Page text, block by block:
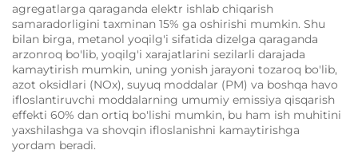
agregatlarga qaraganda elektr ishlab chiqarish
samaradorligini taxminan 15% ga oshirishi mumkin. Shu
bilan birga, metanol yoqilg'i sifatida dizelga qaraganda
arzonroq bo'lib, yoqilg'i xarajatlarini sezilarli darajada
kamaytirish mumkin, uning yonish jarayoni tozaroq bo'lib,
azot oksidlari (NOx), suyuq moddalar (PM) va boshqa havo
ifloslantiruvchi moddalarning umumiy emissiya qisqarish
effekti 60% dan ortiq bo'lishi mumkin, bu ham ish muhitini
yaxshilashga va shovqin ifloslanishni kamaytirishga
yordam beradi.